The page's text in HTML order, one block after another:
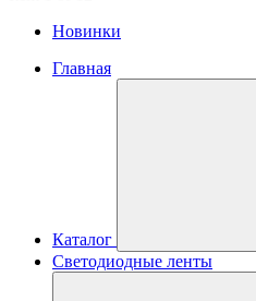
Новинки
Главная
Каталог
Светодиодные ленты